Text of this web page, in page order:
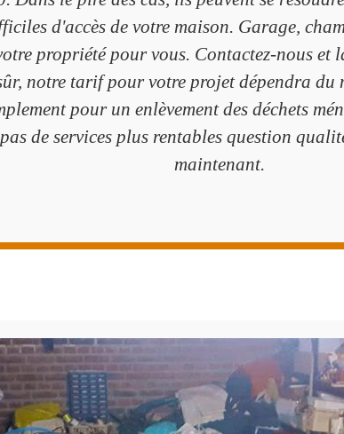
d'accès de votre maison. Garage,
propriété pour vous. Contactez-nous et
notre tarif pour votre projet dépendra du
pour un enlèvement des déchets
de services plus rentables question
maintenant.